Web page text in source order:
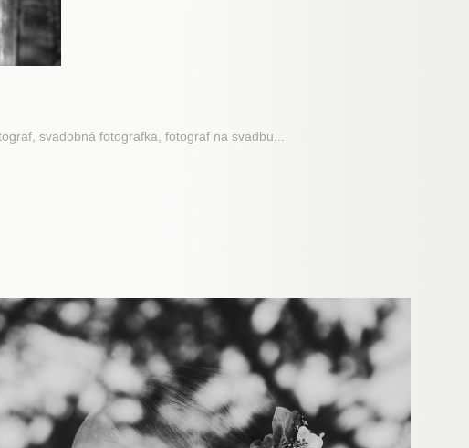
svadobná fotografka, fotograf na svadbu...